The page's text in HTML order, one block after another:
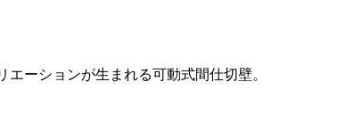
ーションが生まれる可動式間仕切壁。